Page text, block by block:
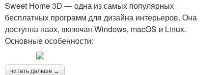
Sweet Home 3D — одна из самых популярных
бесплатных программ для дизайна интерьеров. Она
доступна наах, включая Windows, macOS и Linux.
Основные особенности:
читать дальше →